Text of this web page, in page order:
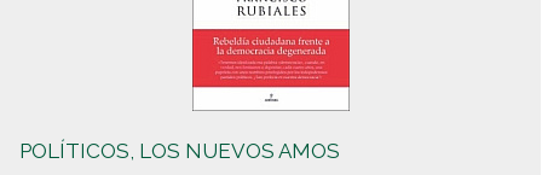
POLÍTICOS, LOS NUEVOS AMOS